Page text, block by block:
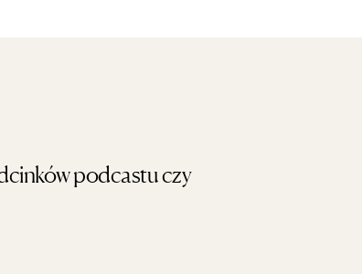
podcastu czy